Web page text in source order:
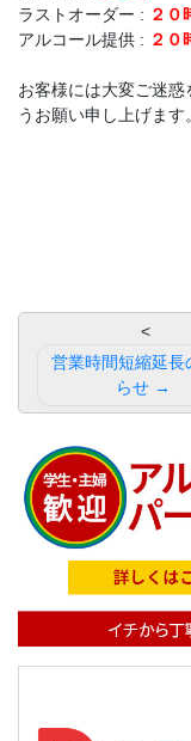
ラストオーダー : ２０
アルコール提供 : ２０
お客様には大変ご迷
うお願い申し上げます。
ゲ
ー
シ
ン
営業時間短縮延長
らせ